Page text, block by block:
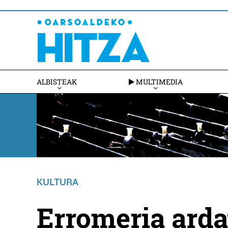
ALBISTEAK MULTIMEDIA
KULTURA
Erromeria